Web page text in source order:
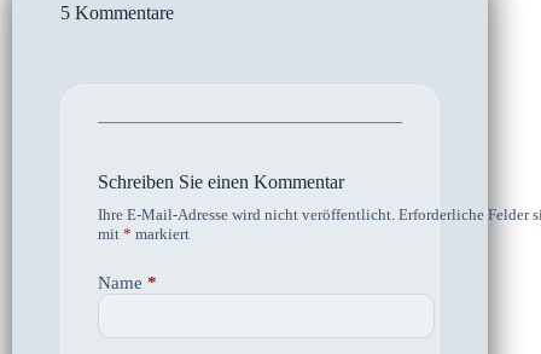
5 Kommentare
Schreiben Sie einen Kommentar
Ihre E-Mail-Adresse wird nicht veröffentlicht. Erforderliche Felder
mit * markiert
Name *